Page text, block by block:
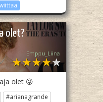
olet?
Emppu_Liina
olet 😜
#arianagrande